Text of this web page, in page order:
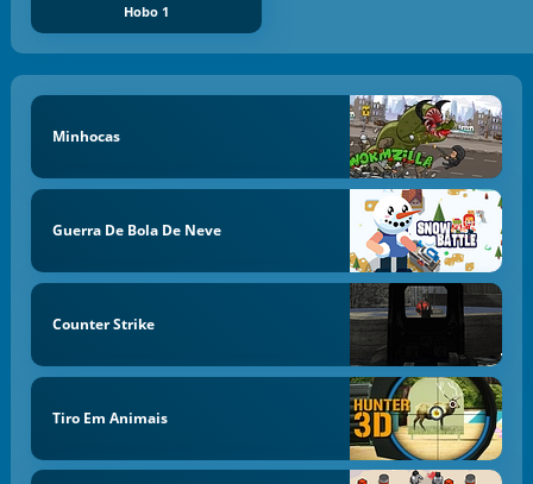
Hobo 1
Minhocas
Guerra De Bola De Neve
Counter Strike
Tiro Em Animais